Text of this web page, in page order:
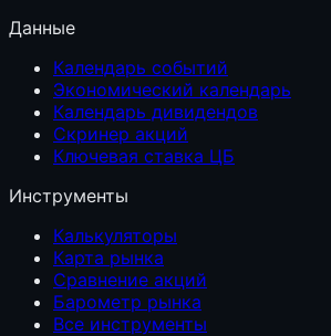
Данные
Календарь событий
Экономический календарь
Календарь дивидендов
Скринер акций
Ключевая ставка ЦБ
Инструменты
Калькуляторы
Карта рынка
Сравнение акций
Барометр рынка
Все инструменты